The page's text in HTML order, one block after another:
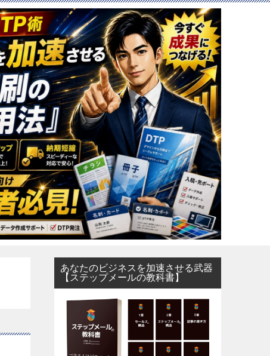
あなたのビジネスを加速させる武器
【ステップメールの教科書】